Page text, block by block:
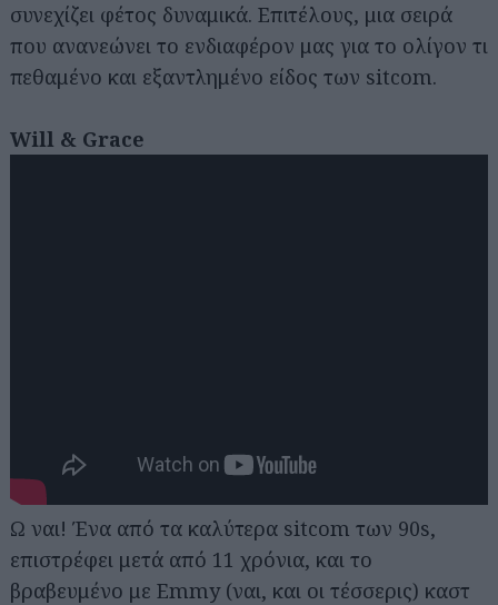
συνεχίζει φέτος δυναμικά. Επιτέλους, μια σειρά
που ανανεώνει το ενδιαφέρον μας για το ολίγον τι
πεθαμένο και εξαντλημένο είδος των sitcom.
Will & Grace
Ω ναι! Ένα από τα καλύτερα sitcom των 90s,
επιστρέφει μετά από 11 χρόνια, και το
βραβευμένο με Emmy (ναι, και οι τέσσερις) καστ